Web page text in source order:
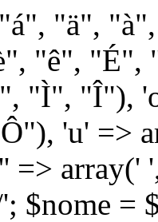
"ä",
"ê",
"Ì", "Î"),
'u' =>
=> array('
'; $nome =